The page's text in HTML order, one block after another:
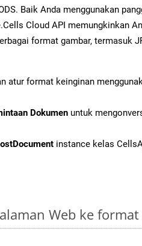
Baik Anda menggunakan
Cloud API memungkinkan
format gambar, termasuk
atur format keinginan
Dokumen untuk
instance kelas
Web ke format